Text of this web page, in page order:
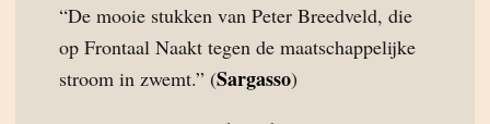
“De mooie stukken van Peter Breedveld, die
op Frontaal Naakt tegen de maatschappelijke
stroom in zwemt.” (Sargasso)